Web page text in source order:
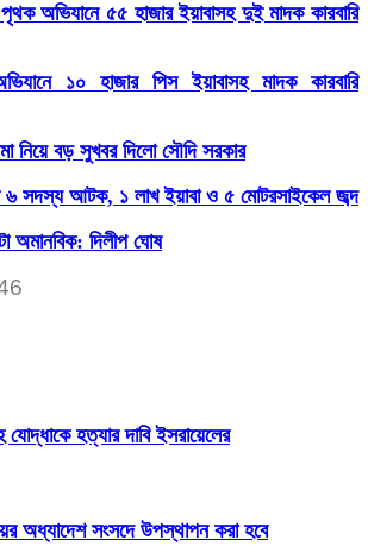
অভিযানে ৫৫ হাজার ইয়াবাসহ দুই মাদক কারবারি
১০ হাজার পিস ইয়াবাসহ মাদক কারবারি
নিয়ে বড় সুখবর দিলো সৌদি সরকার
৬ সদস্য আটক, ১ লাখ ইয়াবা ও ৫ মোটরসাইকেল জব্দ
অমানবিক: দিলীপ ঘোষ
হত্যার দাবি ইসরায়েলের
অধ্যাদেশ সংসদে উপস্থাপন করা হবে